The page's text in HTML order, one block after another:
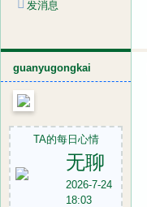
发消息
guanyugongkai
TA的每日心情
无聊
2026-7-24
18:03